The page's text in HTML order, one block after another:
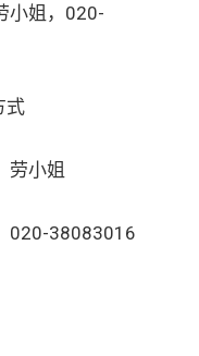
小姐，020-
式
劳小姐
38083016